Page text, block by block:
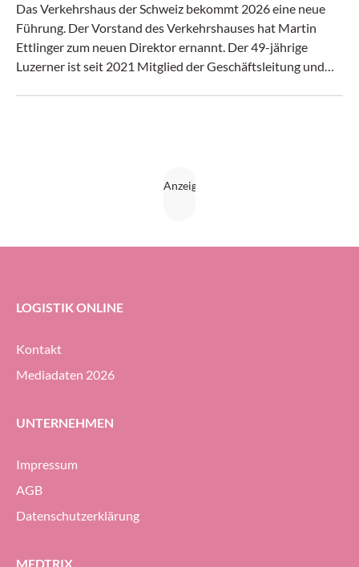
Das Verkehrshaus der Schweiz bekommt 2026 eine neue
Führung. Der Vorstand des Verkehrshauses hat Martin
Ettlinger zum neuen Direktor ernannt. Der 49-jährige
Luzerner ist seit 2021 Mitglied der Geschäftsleitung und
LOGISTIK ONLINE
Kontakt
Mediadaten 2026
UNTERNEHMEN
Impressum
AGB
Datenschutzerklärung
MEDTRIX